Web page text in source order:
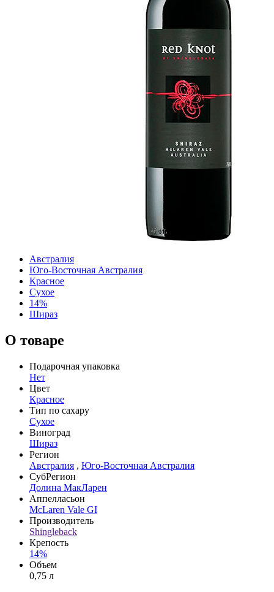
Австралия
Юго-Восточная Австралия
Красное
Сухое
14%
Шираз
О товаре
Подарочная упаковка
Нет
Цвет
Красное
Тип по сахару
Сухое
Виноград
Шираз
Регион
Австралия , Юго-Восточная Австралия
СубРегион
Долина МакЛарен
Аппелласьон
McLaren Vale GI
Производитель
Shingleback
Крепость
14%
Объем
0,75 л